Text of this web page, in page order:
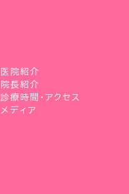
医院紹介
院長紹介
診療時間・アクセス
メディア